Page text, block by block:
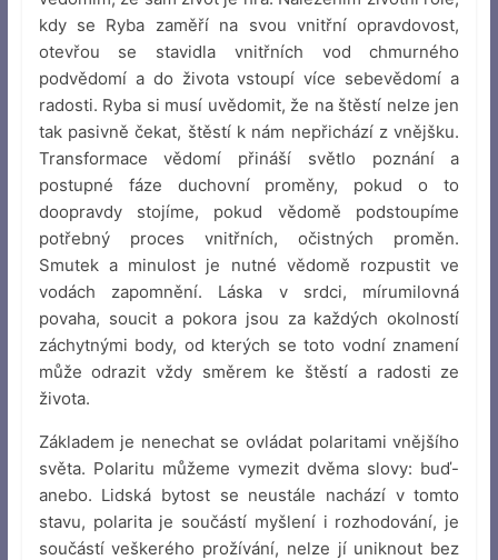
kdy se Ryba zaměří na svou vnitřní opravdovost,
otevřou se stavidla vnitřních vod chmurného
podvědomí a do života vstoupí více sebevědomí a
radosti. Ryba si musí uvědomit, že na štěstí nelze jen
tak pasivně čekat, štěstí k nám nepřichází z vnějšku.
Transformace vědomí přináší světlo poznání a
postupné fáze duchovní proměny, pokud o to
doopravdy stojíme, pokud vědomě podstoupíme
potřebný proces vnitřních, očistných proměn.
Smutek a minulost je nutné vědomě rozpustit ve
vodách zapomnění. Láska v srdci, mírumilovná
povaha, soucit a pokora jsou za každých okolností
záchytnými body, od kterých se toto vodní znamení
může odrazit vždy směrem ke štěstí a radosti ze
života.
Základem je nenechat se ovládat polaritami vnějšího
světa. Polaritu můžeme vymezit dvěma slovy: buď-
anebo. Lidská bytost se neustále nachází v tomto
stavu, polarita je součástí myšlení i rozhodování, je
součástí veškerého prožívání, nelze jí uniknout bez